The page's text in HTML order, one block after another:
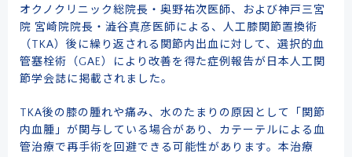
オクノクリニック総院長・奥野祐次医師、および神戸三宮
院 宮崎院院長・澁谷真彦医師による、人工膝関節置換術
（TKA）後に繰り返される関節内出血に対して、選択的血
管塞栓術（GAE）により改善を得た症例報告が日本人工関
節学会誌に掲載されました。
TKA後の膝の腫れや痛み、水のたまりの原因として「関節
内血腫」が関与している場合があり、カテーテルによる血
管治療で再手術を回避できる可能性があります。本治療